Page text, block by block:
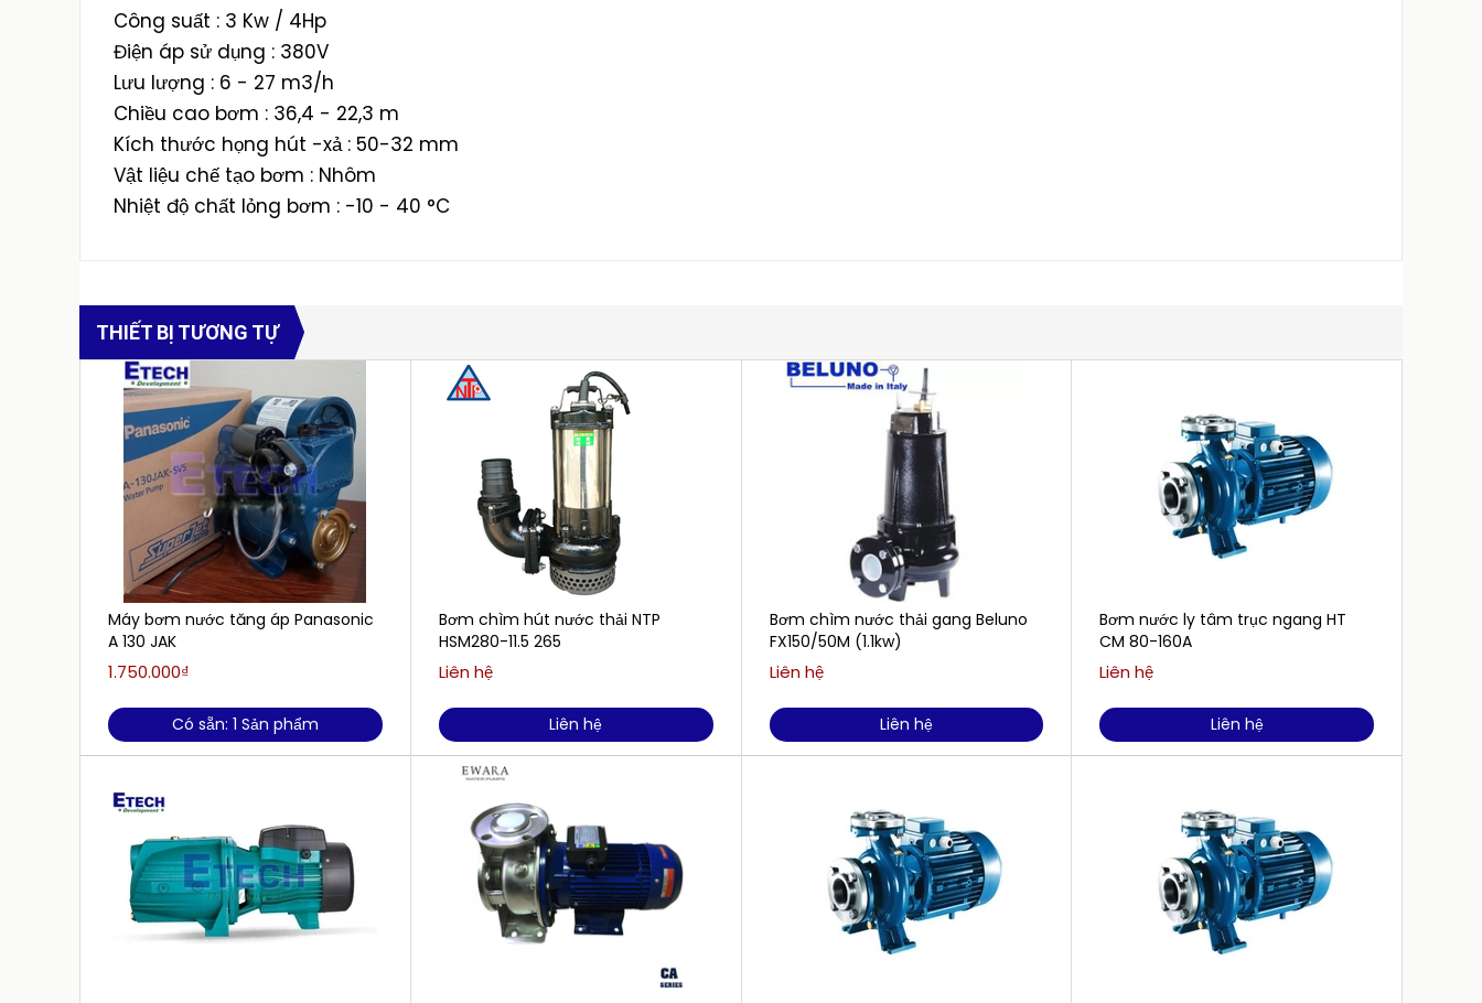
Công suất : 3 Kw / 4Hp
Điện áp sử dụng : 380V
Lưu lượng : 6 - 27 m3/h
Chiều cao bơm : 36,4 - 22,3 m
Kích thước họng hút -xả : 50-32 mm
Vật liệu chế tạo bơm : Nhôm
Nhiệt độ chất lỏng bơm : -10 - 40 °C
THIẾT BỊ TƯƠNG TỰ
Máy bơm nước tăng áp Panasonic
A 130 JAK
1.750.000₫
Có sẵn: 1 Sản phẩm
Bơm chìm hút nước thải NTP
HSM280-11.5 265
Liên hệ
Liên hệ
Bơm chìm nước thải gang Beluno
FX150/50M (1.1kw)
Liên hệ
Liên hệ
Bơm nước ly tâm trục ngang HT
CM 80-160A
Liên hệ
Liên hệ